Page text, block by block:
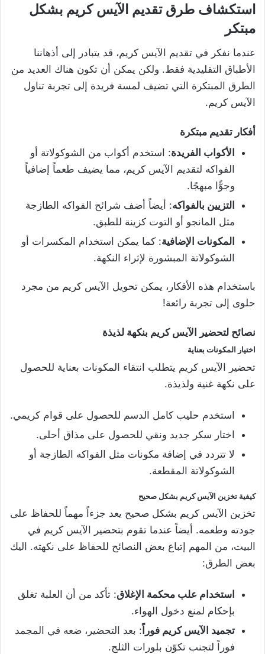
استكشاف طرق تقديم الآيس كريم بشكل
مبتكر
عندما نفكر في تقديم الآيس كريم، قد يتبادر إلى أذهاننا
الأطباق التقليدية فقط. ولكن يمكن أن تكون هناك العديد من
الطرق المبتكرة التي تضيف لمسة فريدة إلى تجربة تناول
الآيس كريم.
أفكار تقديم مبتكرة
الأكواب الفريدة: استخدم أكواب من الشوكولاتة أو
الفواكه لتقديم الآيس كريم، مما يضيف طعماً إضافياً
وجوًّا مبهجًا.
التزيين بالفواكه: أيضاً أضف شرائح الفواكه الطازجة
مثل المانجو أو التوت كزينة للطبق.
المكونات الإضافية: كما يمكن استخدام المكسرات أو
الشوكولاتة المبشورة لإثراء النكهة.
باستخدام هذه الأفكار، يمكن تحويل الآيس كريم من مجرد
حلوى إلى تجربة رائعة!
نصائح لتحضير الآيس كريم بنكهة لذيذة
اختيار المكونات بعناية
تحضير الآيس كريم يتطلب انتقاء المكونات بعناية للحصول
على نكهة غنية ولذيذة.
استخدم حليب كامل الدسم للحصول على قوام كريمي.
اختار سكر جديد ونقي للحصول على مذاق أحلى.
لا تتردد في إضافة مكونات مثل الفواكه الطازجة أو
الشوكولاتة المقطعة.
كيفية تخزين الآيس كريم بشكل صحيح
تخزين الآيس كريم بشكل صحيح يعد جزءاً مهماً للحفاظ على
جودته وطعمه. أيضاً عندما تقوم بتحضير الآيس كريم في
البيت، من المهم إتباع بعض النصائح للحفاظ على نكهته. اليك
بعض الطرق:
استخدام علب محكمة الإغلاق: تأكد من أن العلبة تغلق
بإحكام لمنع دخول الهواء.
تجميد الآيس كريم فوراً : بعد التحضير، ضعه في المجمد
فوراً لتجنب تكوّن بلورات الثلج.